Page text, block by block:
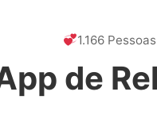
1.166
de